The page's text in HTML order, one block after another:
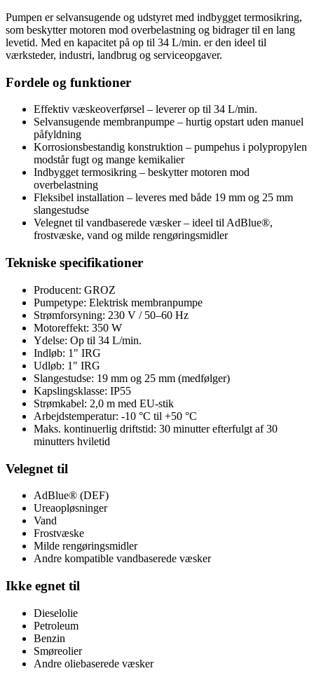
Pumpen er selvansugende og udstyret med indbygget termosikring,
som beskytter motoren mod overbelastning og bidrager til en lang
levetid. Med en kapacitet på op til 34 L/min. er den ideel til
værksteder, industri, landbrug og serviceopgaver.
Fordele og funktioner
Effektiv væskeoverførsel – leverer op til 34 L/min.
Selvansugende membranpumpe – hurtig opstart uden manuel
påfyldning
Korrosionsbestandig konstruktion – pumpehus i polypropylen
modstår fugt og mange kemikalier
Indbygget termosikring – beskytter motoren mod
overbelastning
Fleksibel installation – leveres med både 19 mm og 25 mm
slangestudse
Velegnet til vandbaserede væsker – ideel til AdBlue®,
frostvæske, vand og milde rengøringsmidler
Tekniske specifikationer
Producent: GROZ
Pumpetype: Elektrisk membranpumpe
Strømforsyning: 230 V / 50–60 Hz
Motoreffekt: 350 W
Ydelse: Op til 34 L/min.
Indløb: 1" IRG
Udløb: 1" IRG
Slangestudse: 19 mm og 25 mm (medfølger)
Kapslingsklasse: IP55
Strømkabel: 2,0 m med EU-stik
Arbejdstemperatur: -10 °C til +50 °C
Maks. kontinuerlig driftstid: 30 minutter efterfulgt af 30
minutters hviletid
Velegnet til
AdBlue® (DEF)
Ureaopløsninger
Vand
Frostvæske
Milde rengøringsmidler
Andre kompatible vandbaserede væsker
Ikke egnet til
Dieselolie
Petroleum
Benzin
Smøreolier
Andre oliebaserede væsker